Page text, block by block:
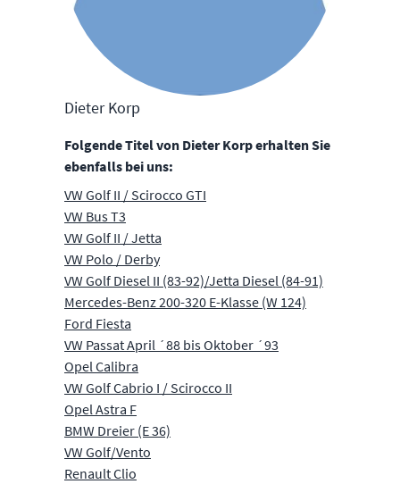
Dieter Korp
Folgende Titel von Dieter Korp erhalten Sie
ebenfalls bei uns:
VW Golf II / Scirocco GTI
VW Bus T3
VW Golf II / Jetta
VW Polo / Derby
VW Golf Diesel II (83-92)/Jetta Diesel (84-91)
Mercedes-Benz 200-320 E-Klasse (W 124)
Ford Fiesta
VW Passat April ´88 bis Oktober ´93
Opel Calibra
VW Golf Cabrio I / Scirocco II
Opel Astra F
BMW Dreier (E 36)
VW Golf/Vento
Renault Clio